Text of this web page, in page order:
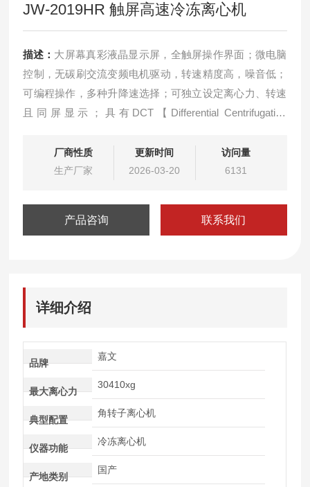
JW-2019HR 触屏高速冷冻离心机
描述： 大屏幕真彩液晶显示屏，全触屏操作界面；微电脑
控制，无碳刷交流变频电机驱动，转速精度高，噪音低；
可编程操作，多种升降速选择；可独立设定离心力、转速
且同屏显示；具有DCT【Differential Centrifugation
厂商性质
生产厂家
更新时间
2026-03-20
访问量
6131
产品咨询 联系我们
详细介绍
品牌
嘉文
最大离心力
30410xg
典型配置
角转子离心机
仪器功能
冷冻离心机
产地类别
国产